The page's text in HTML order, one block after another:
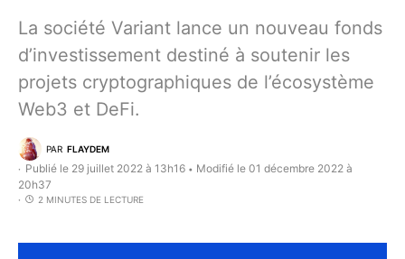
La société Variant lance un nouveau fonds
d’investissement destiné à soutenir les
projets cryptographiques de l’écosystème
Web3 et DeFi.
PAR FLAYDEM
Publié le 29 juillet 2022 à 13h16 • Modifié le 01 décembre 2022 à
20h37
2 MINUTES DE LECTURE